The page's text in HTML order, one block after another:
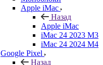
Apple iMac
Назад
Apple iMac
iMac 24 2023 M3
iMac 24 2024 M4
Google Pixel
Назад